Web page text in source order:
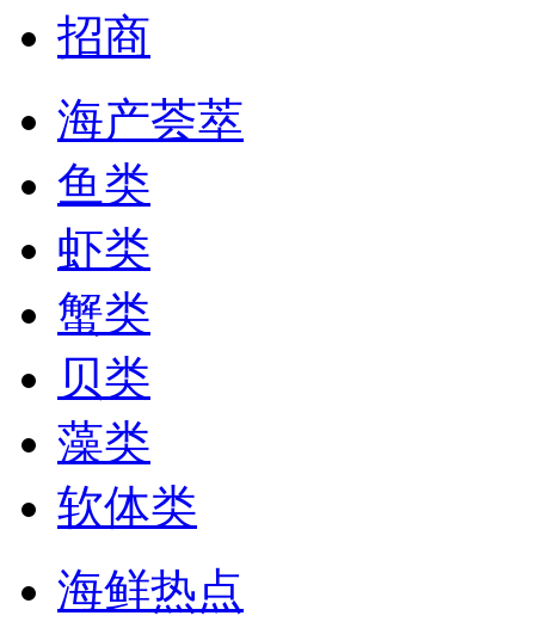
招商
海产荟萃
鱼类
虾类
蟹类
贝类
藻类
软体类
海鲜热点